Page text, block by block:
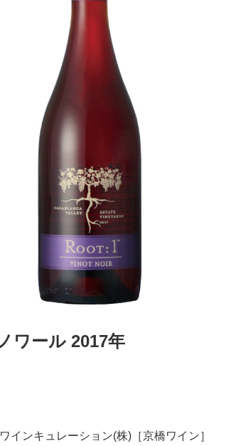
ワール 2017年
ンキュレーション(株)［京橋ワイン］